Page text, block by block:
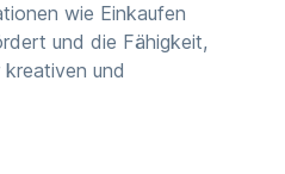
wie Einkaufen
und die Fähigkeit,
und